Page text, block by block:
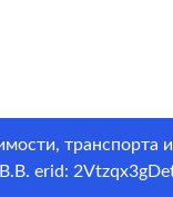
транспорта
erid: